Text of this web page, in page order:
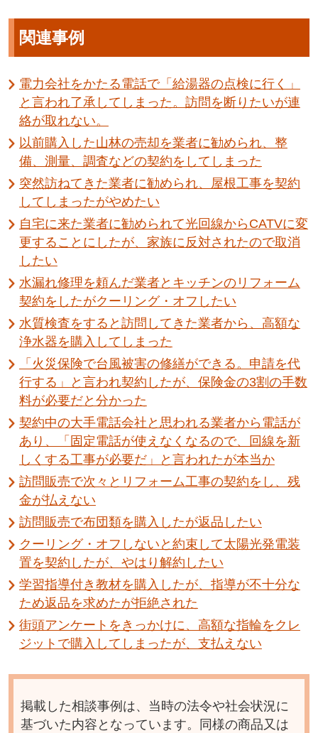
関連事例
電力会社をかたる電話で「給湯器の点検に行く」
と言われ了承してしまった。訪問を断りたいが連
絡が取れない。
以前購入した山林の売却を業者に勧められ、整
備、測量、調査などの契約をしてしまった
突然訪ねてきた業者に勧められ、屋根工事を契約
してしまったがやめたい
自宅に来た業者に勧められて光回線からCATVに変
更することにしたが、家族に反対されたので取消
したい
水漏れ修理を頼んだ業者とキッチンのリフォーム
契約をしたがクーリング・オフしたい
水質検査をすると訪問してきた業者から、高額な
浄水器を購入してしまった
「火災保険で台風被害の修繕ができる。申請を代
行する」と言われ契約したが、保険金の3割の手数
料が必要だと分かった
契約中の大手電話会社と思われる業者から電話が
あり、「固定電話が使えなくなるので、回線を新
しくする工事が必要だ」と言われたが本当か
訪問販売で次々とリフォーム工事の契約をし、残
金が払えない
訪問販売で布団類を購入したが返品したい
クーリング・オフしないと約束して太陽光発電装
置を契約したが、やはり解約したい
学習指導付き教材を購入したが、指導が不十分な
ため返品を求めたが拒絶された
街頭アンケートをきっかけに、高額な指輪をクレ
ジットで購入してしまったが、支払えない
掲載した相談事例は、当時の法令や社会状況に
基づいた内容となっています。同様の商品又は